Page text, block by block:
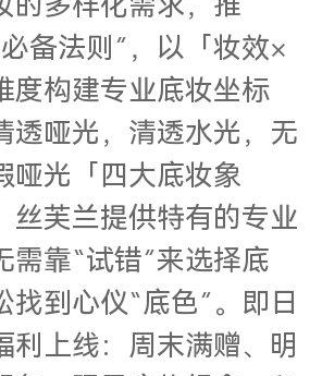
的多样化需求，推
备法则”，以「妆效×
度构建专业底妆坐标
透哑光，清透水光，无
哑光「四大底妆象
丝芙兰提供特有的专业
需靠“试错”来选择底
找到心仪“底色”。即日
利上线：周末满赠、明